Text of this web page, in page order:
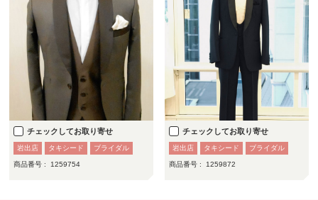
チェックしてお取り寄せ
岩出店 タキシード ブライダル
商品番号 : 1259754
チェックしてお取り寄せ
岩出店 タキシード ブライダル
商品番号 : 1259872